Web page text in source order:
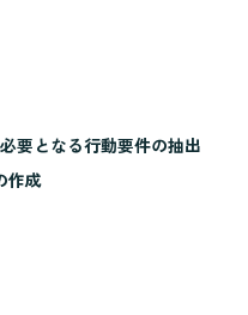
要となる行動要件の抽出
作成